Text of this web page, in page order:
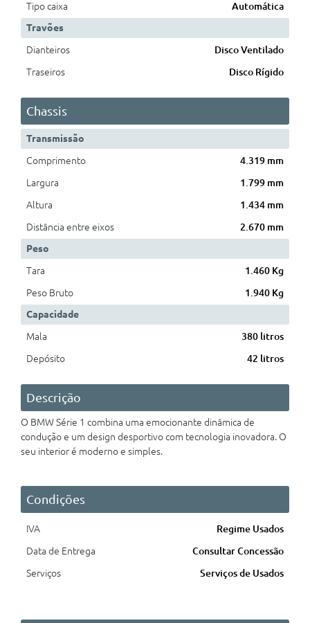
Tipo caixa
Automática
Travões
Dianteiros
Disco Ventilado
Traseiros
Disco Rígido
Chassis
Transmissão
Comprimento
4.319 mm
Largura
1.799 mm
Altura
1.434 mm
Distância entre eixos
2.670 mm
Peso
Tara
1.460 Kg
Peso Bruto
1.940 Kg
Capacidade
Mala
380 litros
Depósito
42 litros
Descrição
O BMW Série 1 combina uma emocionante dinâmica de
condução e um design desportivo com tecnologia inovadora. O
seu interior é moderno e simples.
Condições
IVA
Regime Usados
Data de Entrega
Consultar Concessão
Serviços
Serviços de Usados